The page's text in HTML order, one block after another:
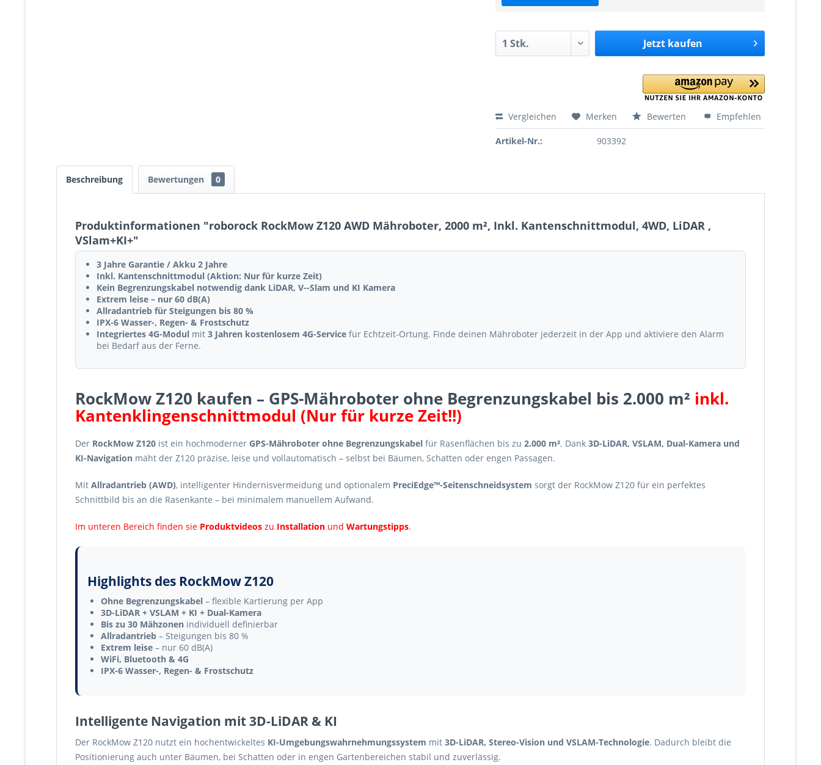
Jetzt kaufen
Vergleichen Merken Bewerten Empfehlen
Artikel-Nr.: 903392
Beschreibung Bewertungen 0
Produktinformationen "roborock RockMow Z120 AWD Mähroboter, 2000 m², Inkl. Kantenschnittmodul, 4WD, LiDAR ,
VSlam+KI+"
3 Jahre Garantie / Akku 2 Jahre
Inkl. Kantenschnittmodul (Aktion: Nur für kurze Zeit)
Kein Begrenzungskabel notwendig dank LiDAR, V--Slam und KI Kamera
Extrem leise – nur 60 dB(A)
Allradantrieb für Steigungen bis 80 %
IPX-6 Wasser-, Regen- & Frostschutz
Integriertes 4G-Modul mit 3 Jahren kostenlosem 4G-Service für Echtzeit-Ortung. Finde deinen Mähroboter jederzeit in der App und aktiviere den Alarm
bei Bedarf aus der Ferne.
RockMow Z120 kaufen – GPS-Mähroboter ohne Begrenzungskabel bis 2.000 m² inkl.
Kantenklingenschnittmodul (Nur für kurze Zeit!!)
Der RockMow Z120 ist ein hochmoderner GPS-Mähroboter ohne Begrenzungskabel für Rasenflächen bis zu 2.000 m². Dank 3D-LiDAR, VSLAM, Dual-Kamera und
KI-Navigation mäht der Z120 präzise, leise und vollautomatisch – selbst bei Bäumen, Schatten oder engen Passagen.
Mit Allradantrieb (AWD), intelligenter Hindernisvermeidung und optionalem PreciEdge™-Seitenschneidsystem sorgt der RockMow Z120 für ein perfektes
Schnittbild bis an die Rasenkante – bei minimalem manuellem Aufwand.
Im unteren Bereich finden sie Produktvideos zu Installation und Wartungstipps.
Highlights des RockMow Z120
Ohne Begrenzungskabel – flexible Kartierung per App
3D-LiDAR + VSLAM + KI + Dual-Kamera
Bis zu 30 Mähzonen individuell definierbar
Allradantrieb – Steigungen bis 80 %
Extrem leise – nur 60 dB(A)
WiFi, Bluetooth & 4G
IPX-6 Wasser-, Regen- & Frostschutz
Intelligente Navigation mit 3D-LiDAR & KI
Der RockMow Z120 nutzt ein hochentwickeltes KI-Umgebungswahrnehmungssystem mit 3D-LiDAR, Stereo-Vision und VSLAM-Technologie. Dadurch bleibt die
Positionierung auch unter Bäumen, bei Schatten oder in engen Gartenbereichen stabil und zuverlässig.